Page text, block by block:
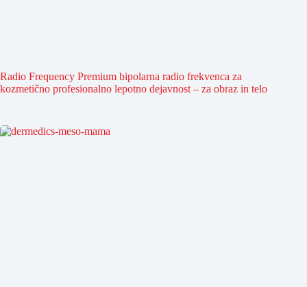
Radio Frequency Premium bipolarna radio frekvenca za
kozmetično profesionalno lepotno dejavnost – za obraz in telo